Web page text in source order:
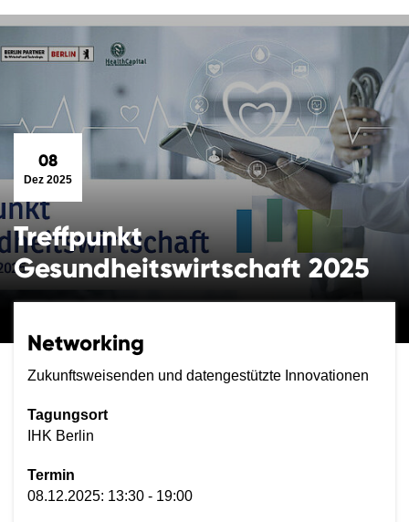
08
Dez 2025
Treffpunkt
Gesundheitswirtschaft 2025
Networking
Zukunftsweisenden und datengestützte Innovationen
Tagungsort
IHK Berlin
Termin
08.12.2025: 13:30 - 19:00